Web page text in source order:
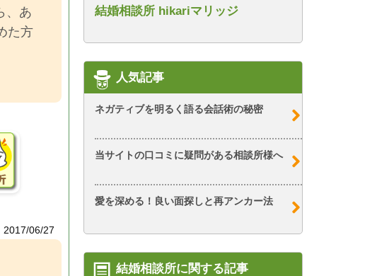
、あ
た方
2017/06/27
結婚相談所 hikariマリッジ
人気記事
ネガティブを明るく語る会話術の秘密
当サイトの口コミに疑問がある相談所様へ
愛を深める！良い面探しと再アンカー法
結婚相談所に関する記事